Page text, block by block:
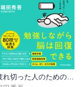
が強化される。
さが出てくると、
どこかにないかに
ルが見つかり、顕
オーバーエクステ
くいくようにな
疲れ切った人のための勉強法